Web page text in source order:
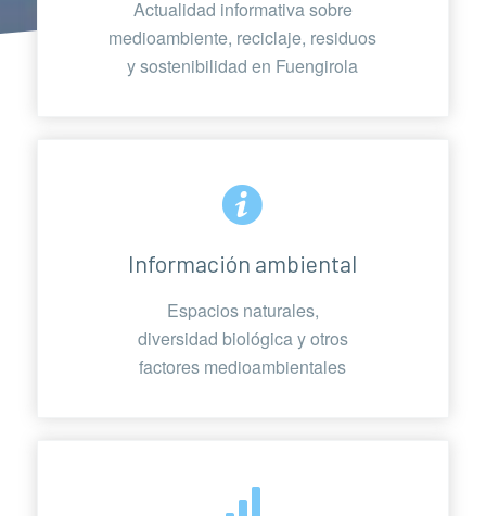
Actualidad informativa sobre
medioambiente, reciclaje, residuos
y sostenibilidad en Fuengirola
Información ambiental
Espacios naturales,
diversidad biológica y otros
factores medioambientales